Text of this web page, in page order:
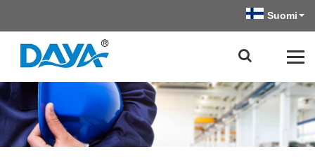
Suomi